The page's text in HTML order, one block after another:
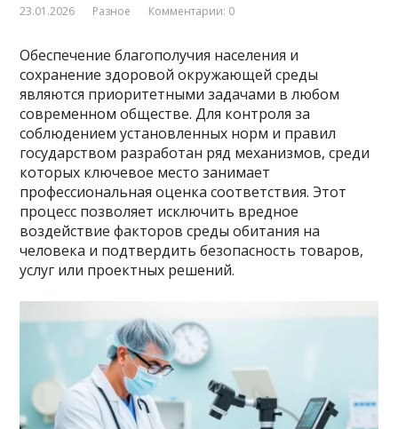
23.01.2026 Разное Комментарии: 0
Обеспечение благополучия населения и
сохранение здоровой окружающей среды
являются приоритетными задачами в любом
современном обществе. Для контроля за
соблюдением установленных норм и правил
государством разработан ряд механизмов, среди
которых ключевое место занимает
профессиональная оценка соответствия. Этот
процесс позволяет исключить вредное
воздействие факторов среды обитания на
человека и подтвердить безопасность товаров,
услуг или проектных решений.